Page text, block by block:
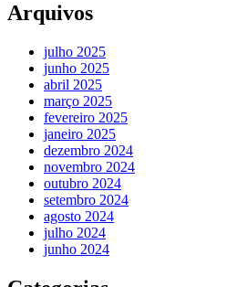
Arquivos
julho 2025
junho 2025
abril 2025
março 2025
fevereiro 2025
janeiro 2025
dezembro 2024
novembro 2024
outubro 2024
setembro 2024
agosto 2024
julho 2024
junho 2024